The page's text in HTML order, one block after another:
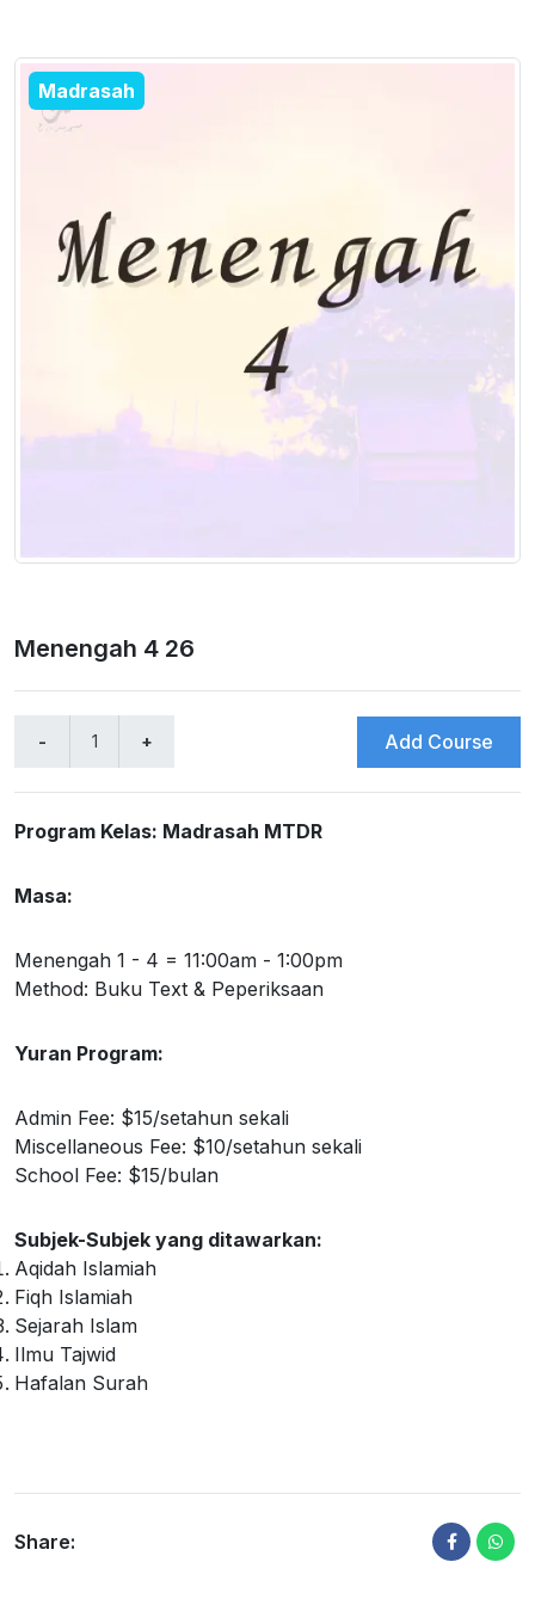
Madrasah
Menengah 4 26
Add Course
Program Kelas: Madrasah MTDR
Masa:
Menengah 1 - 4 = 11:00am - 1:00pm
Method: Buku Text & Peperiksaan
Yuran Program:
Admin Fee: $15/setahun sekali
Miscellaneous Fee: $10/setahun sekali
School Fee: $15/bulan
Subjek-Subjek yang ditawarkan:
Aqidah Islamiah
Fiqh Islamiah
Sejarah Islam
Ilmu Tajwid
Hafalan Surah
Share: